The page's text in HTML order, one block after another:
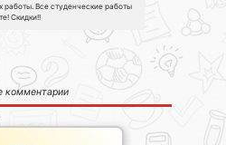
работы. Все студенческие работы
Скидки!!
комментарии